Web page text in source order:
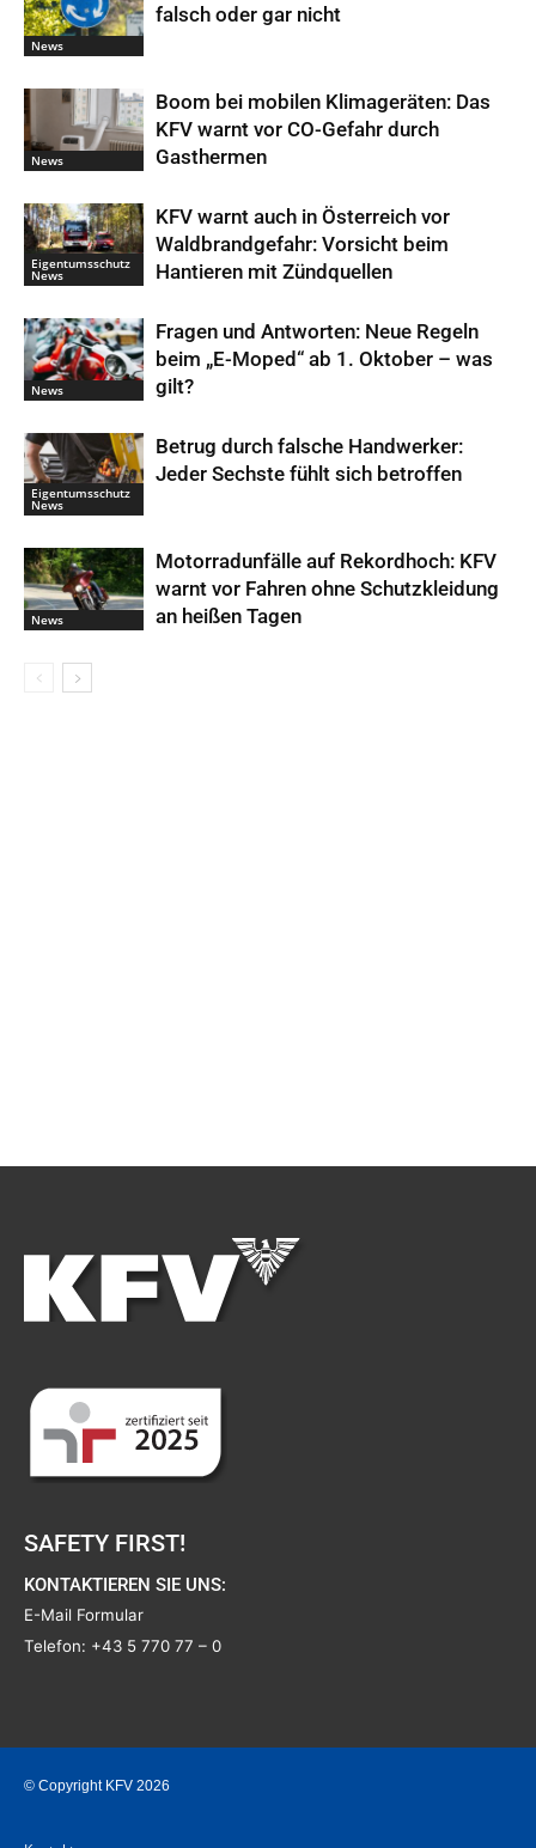
News
falsch oder gar nicht
News
Boom bei mobilen Klimageräten: Das
KFV warnt vor CO-Gefahr durch
Gasthermen
Eigentumsschutz
News
KFV warnt auch in Österreich vor
Waldbrandgefahr: Vorsicht beim
Hantieren mit Zündquellen
News
Fragen und Antworten: Neue Regeln
beim „E-Moped“ ab 1. Oktober – was
gilt?
Eigentumsschutz
News
Betrug durch falsche Handwerker:
Jeder Sechste fühlt sich betroffen
News
Motorradunfälle auf Rekordhoch: KFV
warnt vor Fahren ohne Schutzkleidung
an heißen Tagen
SAFETY FIRST!
KONTAKTIEREN SIE UNS:
E-Mail Formular
Telefon: +43 5 770 77 – 0
© Copyright KFV 2026